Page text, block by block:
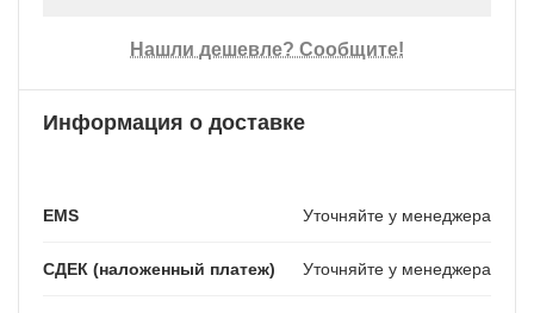
Нашли дешевле? Сообщите!
Информация о доставке
EMS Уточняйте у менеджера
СДЕК (наложенный платеж) Уточняйте у менеджера